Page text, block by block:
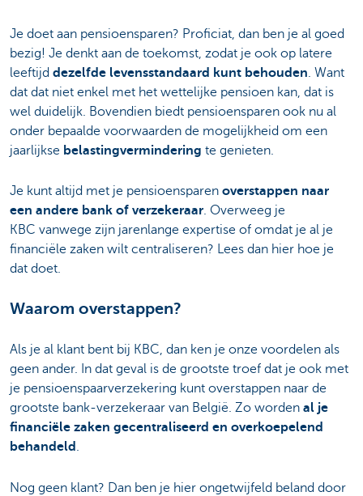
Je doet aan pensioensparen? Proficiat, dan ben je al goed
bezig! Je denkt aan de toekomst, zodat je ook op latere
leeftijd dezelfde levensstandaard kunt behouden. Want
dat dat niet enkel met het wettelijke pensioen kan, dat is
wel duidelijk. Bovendien biedt pensioensparen ook nu al
onder bepaalde voorwaarden de mogelijkheid om een
jaarlijkse belastingvermindering te genieten.
Je kunt altijd met je pensioensparen overstappen naar
een andere bank of verzekeraar. Overweeg je
KBC vanwege zijn jarenlange expertise of omdat je al je
financiële zaken wilt centraliseren? Lees dan hier hoe je
dat doet.
Waarom overstappen?
Als je al klant bent bij KBC, dan ken je onze voordelen als
geen ander. In dat geval is de grootste troef dat je ook met
je pensioenspaarverzekering kunt overstappen naar de
grootste bank-verzekeraar van België. Zo worden al je
financiële zaken gecentraliseerd en overkoepelend
behandeld .
Nog geen klant? Dan ben je hier ongetwijfeld beland door